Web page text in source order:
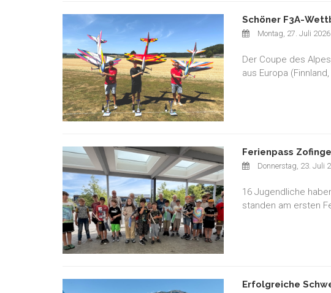
Schöner F3A-
Montag, 27. Juli 2026
Der Coupe des
aus Europa
Ferienpass
Donnerstag, 23. Juli
16 Jugendliche
standen am ersten
Erfolgreiche